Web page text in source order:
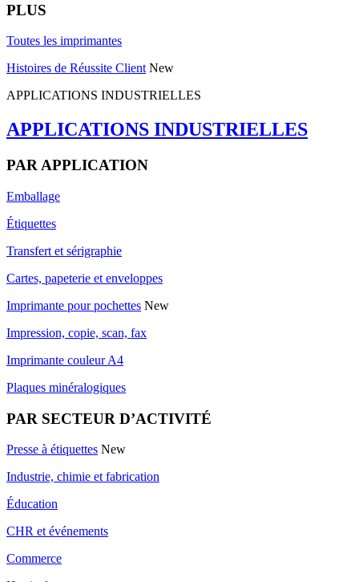
PLUS
Toutes les imprimantes
Histoires de Réussite Client New
APPLICATIONS INDUSTRIELLES
APPLICATIONS INDUSTRIELLES
PAR APPLICATION
Emballage
Étiquettes
Transfert et sérigraphie
Cartes, papeterie et enveloppes
Imprimante pour pochettes New
Impression, copie, scan, fax
Imprimante couleur A4
Plaques minéralogiques
PAR SECTEUR D’ACTIVITÉ
Presse à étiquettes New
Industrie, chimie et fabrication
Éducation
CHR et événements
Commerce